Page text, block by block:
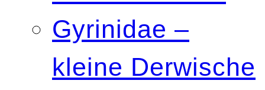
Gyrinidae –
kleine Derwische